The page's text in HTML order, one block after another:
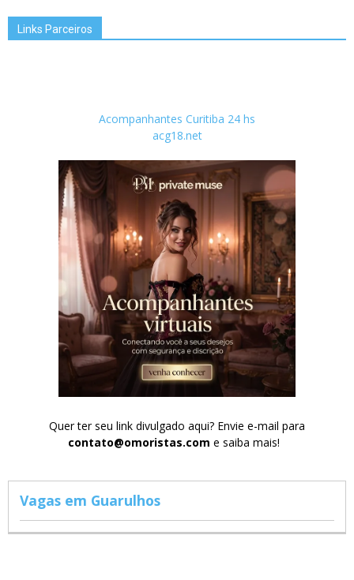
Links Parceiros
Acompanhantes Curitiba 24 hs
acg18.net
Quer ter seu link divulgado aqui? Envie e-mail para
contato@omoristas.com e saiba mais!
Vagas em Guarulhos